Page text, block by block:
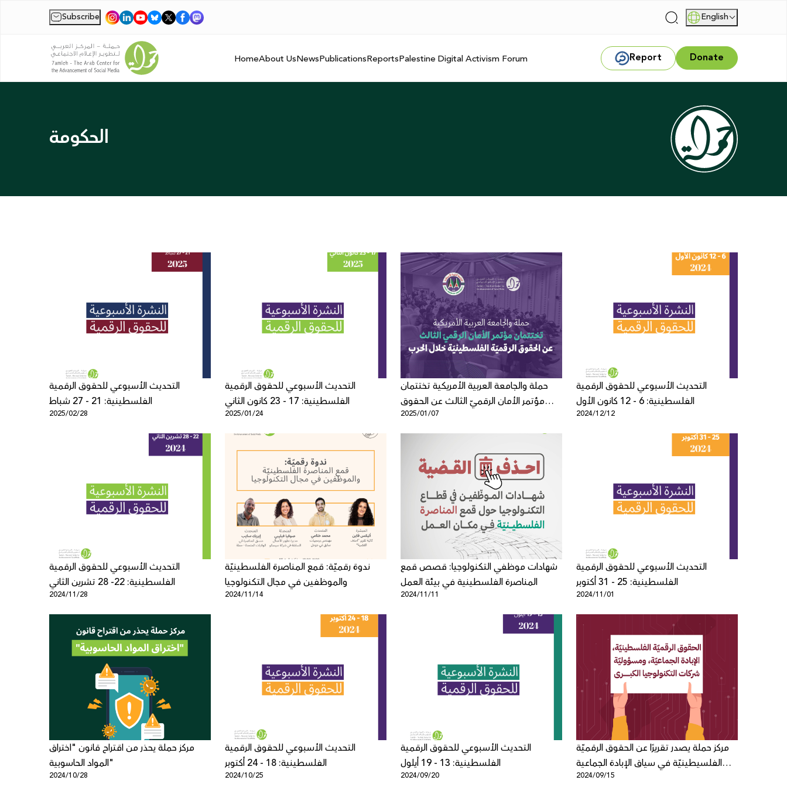
Subscribe | | English
HomeAbout UsNewsPublicationsReportsPalestine Digital Activism Forum Report Donate
الحكومة
التحديث الأسبوعي للحقوق الرقمية
الفلسطينية: 21 - 27 شباط
2025/02/28
التحديث الأسبوعي للحقوق الرقمية
الفلسطينية: 17 - 23 كانون الثاني
2025/01/24
حملة والجامعة العربية الأمريكية تختتمان
مؤتمر الأمان الرقميّ الثالث عن الحقوق
الرقميّة الفلسطينيّة خلال الحرب
2025/01/07
التحديث الأسبوعي للحقوق الرقمية
الفلسطينية: 6 - 12 كانون الأول
2024/12/12
التحديث الأسبوعي للحقوق الرقمية
الفلسطينية: 22- 28 تشرين الثاني
2024/11/28
ندوة رقميّة: قمع المناصرة الفلسطينيّة
والموظفين في مجال التكنولوجيا
2024/11/14
شهادات موظفي التكنولوجيا: قصص قمع
المناصرة الفلسطينية في بيئة العمل
2024/11/11
التحديث الأسبوعي للحقوق الرقمية
الفلسطينية: 25 - 31 أكتوبر
2024/11/01
مركز حملة يحذر من اقتراح قانون "اختراق
المواد الحاسوبية"
2024/10/28
التحديث الأسبوعي للحقوق الرقمية
الفلسطينية: 18 - 24 أكتوبر
2024/10/25
التحديث الأسبوعي للحقوق الرقمية
الفلسطينية: 13 - 19 أيلول
2024/09/20
مركز حملة يصدر تقريرًا عن الحقوق الرقميّة
الفلسيطينيّة في سياق الإبادة الجماعية
ومسؤوليّة شركات التكنولوجيا الكبرى بعد
2024/09/15